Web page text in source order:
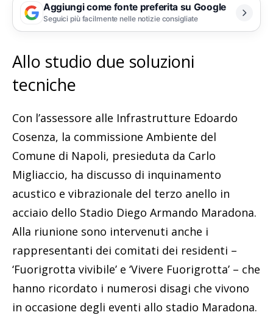
Aggiungi come fonte preferita su Google
Seguici più facilmente nelle notizie consigliate
Allo studio due soluzioni
tecniche
Con l’assessore alle Infrastrutture Edoardo
Cosenza, la commissione Ambiente del
Comune di Napoli, presieduta da Carlo
Migliaccio, ha discusso di inquinamento
acustico e vibrazionale del terzo anello in
acciaio dello Stadio Diego Armando Maradona.
Alla riunione sono intervenuti anche i
rappresentanti dei comitati dei residenti –
‘Fuorigrotta vivibile’ e ‘Vivere Fuorigrotta’ – che
hanno ricordato i numerosi disagi che vivono
in occasione degli eventi allo stadio Maradona.